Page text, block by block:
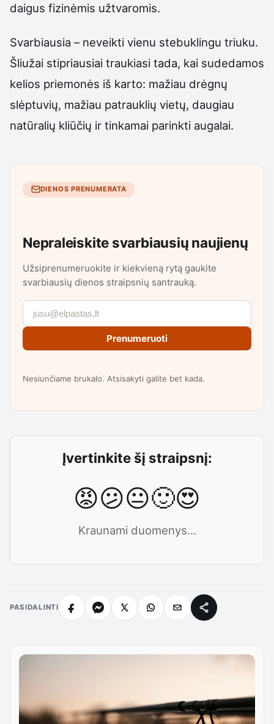
daigus fizinėmis užtvaromis.
Svarbiausia – neveikti vienu stebuklingu triuku.
Šliužai stipriausiai traukiasi tada, kai sudedamos
kelios priemonės iš karto: mažiau drėgnų
slėptuvių, mažiau patrauklių vietų, daugiau
natūralių kliūčių ir tinkamai parinkti augalai.
DIENOS PRENUMERATA
Nepraleiskite svarbiausių naujienų
Užsiprenumeruokite ir kiekvieną rytą gaukite
svarbiausių dienos straipsnių santrauką.
Prenumeruoti
Nesiunčiame brukalo. Atsisakyti galite bet kada.
Įvertinkite šį straipsnį:
😡😕😐🙂😍
Kraunami duomenys...
PASIDALINTI